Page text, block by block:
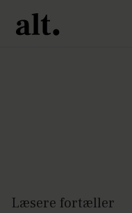
Læsere fortæller